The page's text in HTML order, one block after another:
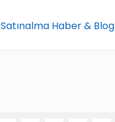
Satınalma Haber & Blog